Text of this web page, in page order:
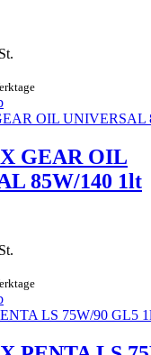
GEAR OIL
85W/140 1lt